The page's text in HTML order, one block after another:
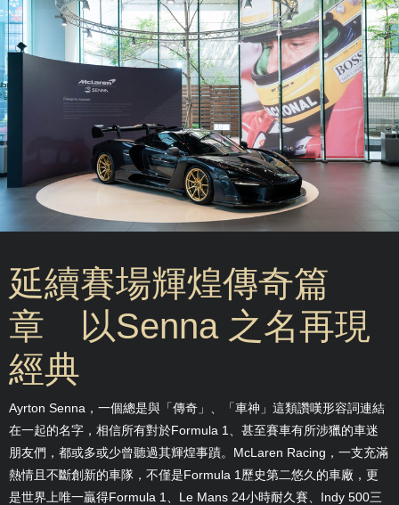
延續賽場輝煌傳奇篇
章 以Senna 之名再現
經典
Ayrton Senna，一個總是與「傳奇」、「車神」這類讚嘆形容詞連結
在一起的名字，相信所有對於Formula 1、甚至賽車有所涉獵的車迷
朋友們，都或多或少曾聽過其輝煌事蹟。McLaren Racing，一支充滿
熱情且不斷創新的車隊，不僅是Formula 1歷史第二悠久的車廠，更
是世界上唯一贏得Formula 1、Le Mans 24小時耐久賽、Indy 500三